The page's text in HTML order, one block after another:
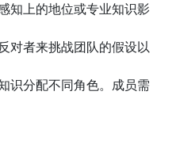
知上的地位或专业知识影
对者来挑战团队的假设以
识分配不同角色。成员需